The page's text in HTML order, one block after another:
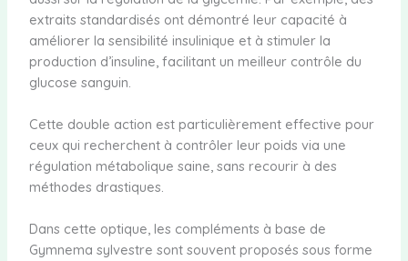
extraits standardisés ont démontré leur capacité à
améliorer la sensibilité insulinique et à stimuler la
production d’insuline, facilitant un meilleur contrôle du
glucose sanguin.
Cette double action est particulièrement effective pour
ceux qui recherchent à contrôler leur poids via une
régulation métabolique saine, sans recourir à des
méthodes drastiques.
Dans cette optique, les compléments à base de
Gymnema sylvestre sont souvent proposés sous forme